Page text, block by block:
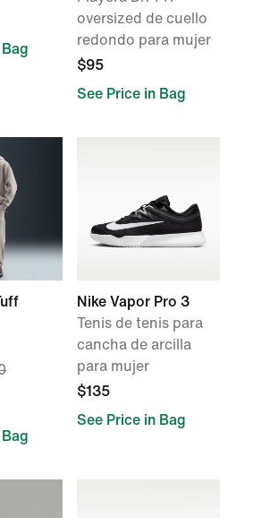
oversized de cuello
redondo para mujer
$95
See Price in Bag
Nike Vapor Pro 3
Tenis de tenis para
cancha de arcilla
para mujer
$135
See Price in Bag